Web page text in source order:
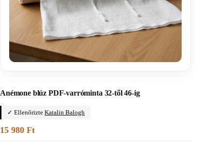
Anémone blúz PDF-varróminta 32-től 46-ig
✓ Ellenőrizte Katalin Balogh
15 980 Ft